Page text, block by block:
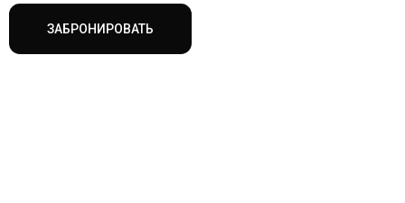
ЗАБРОНИРОВАТЬ